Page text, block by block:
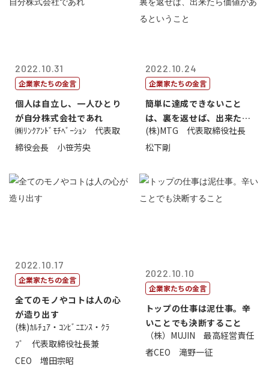
2022.10.31
企業家たちの金言
個人は自立し、一人ひとり
が自分株式会社であれ
㈱ﾘﾝｸｱﾝﾄﾞﾓﾁﾍﾞｰｼｮﾝ 代表取
締役会長 小笹芳央
2022.10.24
企業家たちの金言
簡単に達成できないこと
は、裏を返せば、出来たら
価値があるとい...
(株)MTG 代表取締役社長
松下剛
2022.10.17
企業家たちの金言
全てのモノやコトは人の心
が造り出す
(株)ｶﾙﾁｭｱ・ｺﾝﾋﾞﾆｴﾝｽ・ｸﾗ
ﾌﾞ 代表取締役社長兼
CEO 増田宗昭
2022.10.10
企業家たちの金言
トップの仕事は泥仕事。辛
いことでも決断すること
（株）MUJIN 最高経営責任
者CEO 滝野一征